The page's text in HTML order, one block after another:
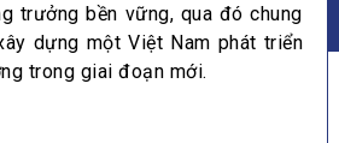
trưởng bền vững, qua đó chung
dựng một Việt Nam phát triển
trong giai đoạn mới.